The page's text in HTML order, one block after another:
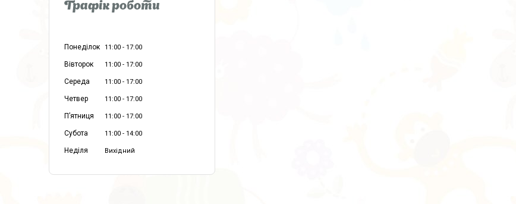
Графік роботи
Понеділок 11:00 17:00
Вівторок 11:00 17:00
Середа 11:00 17:00
Четвер 11:00 17:00
Пʼятниця 11:00 17:00
Субота 11:00 14:00
Неділя Вихідний